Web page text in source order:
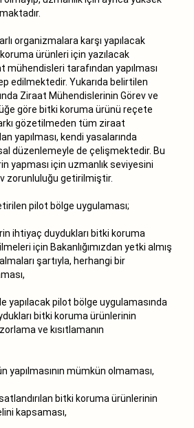
organizmalara karşı yapılacak
ürünleri için yazılacak
tarafından yapılması
edilmektedir. Yukarıda belirtilen
Ziraat Mühendislerinin Görev ve
göre bitki koruma ürünü reçete
gözetilmeden tüm ziraat
yapılması, kendi yasalarında
düzenlemeyle de çelişmektedir. Bu
yapması için uzmanlık seviyesini
zorunluluğu getirilmiştir.
pilot bölge uygulaması;
ihtiyaç duydukları bitki koruma
için Bakanlığımızdan yetki almış
şartıyla, herhangi bir
yapılacak pilot bölge uygulamasında
bitki koruma ürünlerinin
ve kısıtlamanın
yapılmasının mümkün olmaması,
bitki koruma ürünlerinin
kapsaması,